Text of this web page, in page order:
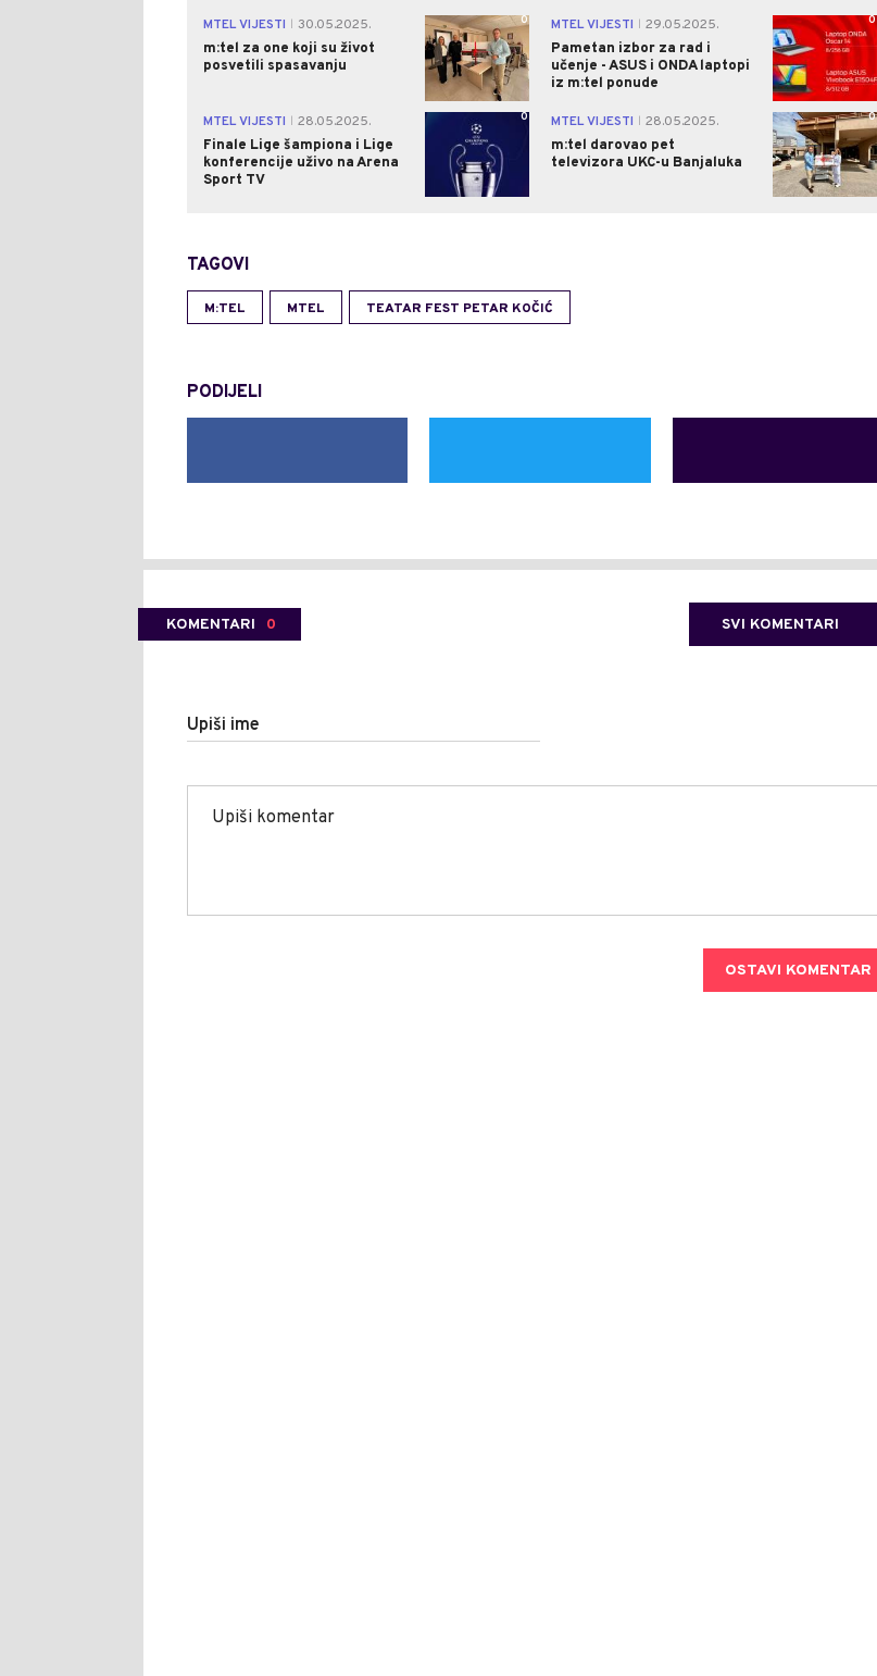
MTEL VIJESTI
30.05.2025.
m:tel za one koji su život
posvetili spasavanju
0 MTEL VIJESTI
29.05.2025.
Pametan izbor za rad i
učenje - ASUS i ONDA laptopi
iz m:tel ponude
0
MTEL VIJESTI
28.05.2025.
Finale Lige šampiona i Lige
konferencije uživo na Arena
Sport TV
0 MTEL VIJESTI
28.05.2025.
m:tel darovao pet
televizora UKC-u Banjaluka
0
TAGOVI
M:TEL MTEL TEATAR FEST PETAR KOČIĆ
PODIJELI
KOMENTARI 0 SVI KOMENTARI
Upiši ime
OSTAVI KOMENTAR